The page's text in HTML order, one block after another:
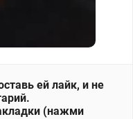
ей лайк, и не
(нажми